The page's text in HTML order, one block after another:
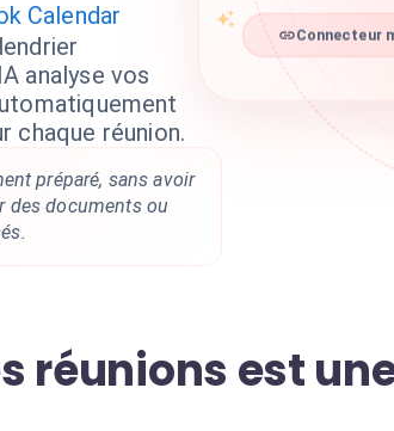
Calendar
analyse vos
chaque réunion.
préparé, sans avoir
des documents ou
Connecteur
réunions est